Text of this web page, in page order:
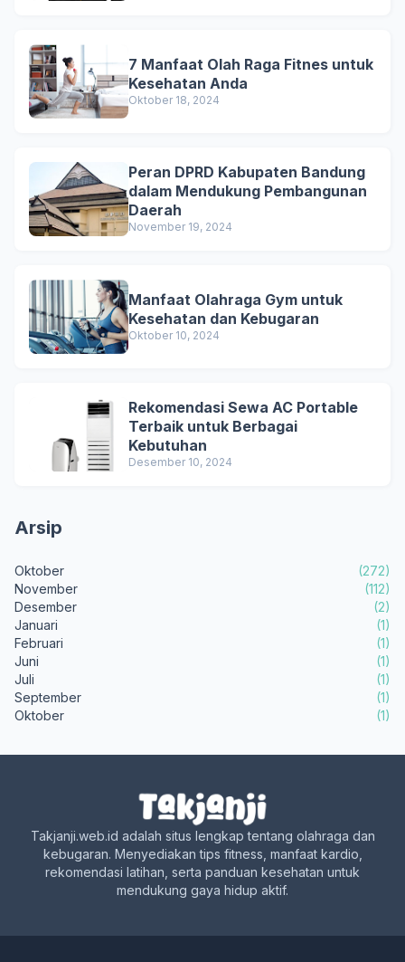
7 Manfaat Olah Raga Fitnes untuk
Kesehatan Anda
Oktober 18, 2024
Peran DPRD Kabupaten Bandung
dalam Mendukung Pembangunan
Daerah
November 19, 2024
Manfaat Olahraga Gym untuk
Kesehatan dan Kebugaran
Oktober 10, 2024
Rekomendasi Sewa AC Portable
Terbaik untuk Berbagai
Kebutuhan
Desember 10, 2024
Arsip
Oktober
(272)
November
(112)
Desember
(2)
Januari
(1)
Februari
(1)
Juni
(1)
Juli
(1)
September
(1)
Oktober
(1)
Takjanji.web.id adalah situs lengkap tentang olahraga dan
kebugaran. Menyediakan tips fitness, manfaat kardio,
rekomendasi latihan, serta panduan kesehatan untuk
mendukung gaya hidup aktif.